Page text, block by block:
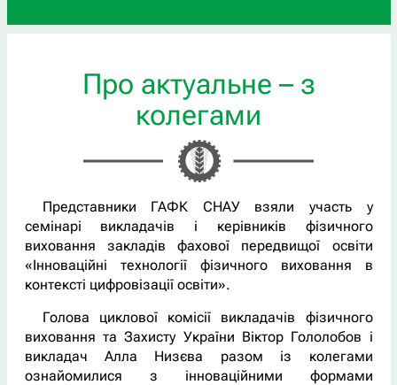
Про актуальне – з
колегами
Представники ГАФК СНАУ взяли участь у
семінарі викладачів і керівників фізичного
виховання закладів фахової передвищої освіти
«Інноваційні технології фізичного виховання в
контексті цифровізації освіти».
Голова циклової комісії викладачів фізичного
виховання та Захисту України Віктор Гололобов і
викладач Алла Низєва разом із колегами
ознайомилися з інноваційними формами